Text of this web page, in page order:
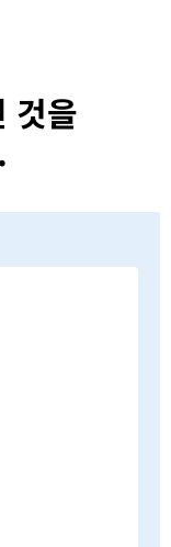
것을